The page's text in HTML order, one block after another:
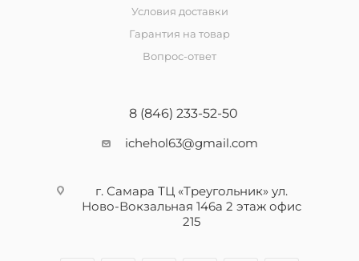
Условия доставки
Гарантия на товар
Вопрос-ответ
8 (846) 233-52-50
ichehol63@gmail.com
г. Самара ТЦ «Треугольник» ул.
Ново-Вокзальная 146а 2 этаж офис
215